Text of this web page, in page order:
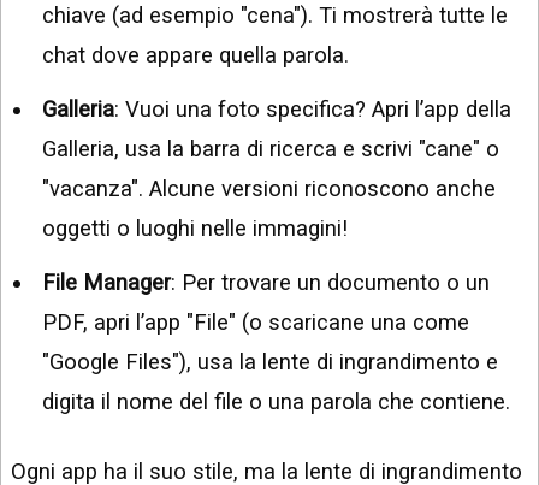
chiave (ad esempio "cena"). Ti mostrerà tutte le
chat dove appare quella parola.
Galleria: Vuoi una foto specifica? Apri l’app della
Galleria, usa la barra di ricerca e scrivi "cane" o
"vacanza". Alcune versioni riconoscono anche
oggetti o luoghi nelle immagini!
File Manager: Per trovare un documento o un
PDF, apri l’app "File" (o scaricane una come
"Google Files"), usa la lente di ingrandimento e
digita il nome del file o una parola che contiene.
Ogni app ha il suo stile, ma la lente di ingrandimento